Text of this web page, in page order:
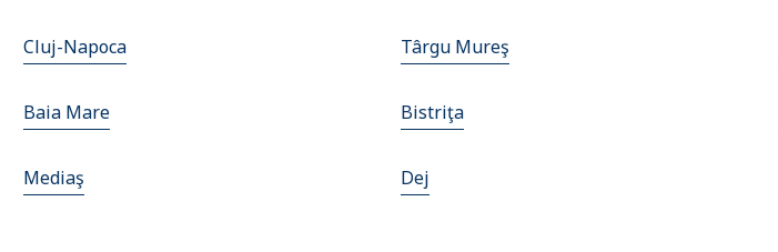
Cluj-Napoca Târgu Mureş
Baia Mare Bistriţa
Mediaş Dej